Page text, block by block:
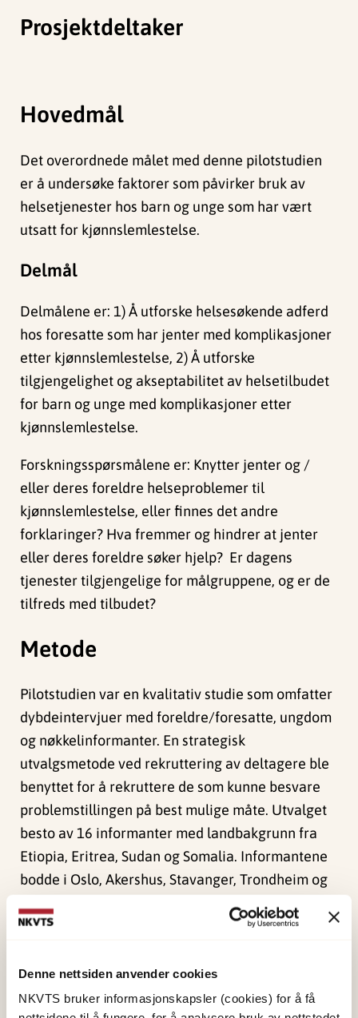
Denne nettsiden anvender cookies
NKVTS bruker informasjonskapsler (cookies) for å få
Prosjektdeltaker
Hovedmål
Det overordnede målet med denne pilotstudien
er å undersøke faktorer som påvirker bruk av
helsetjenester hos barn og unge som har vært
utsatt for kjønnslemlestelse.
Delmål
Delmålene er: 1) Å utforske helsesøkende adferd
hos foresatte som har jenter med komplikasjoner
etter kjønnslemlestelse, 2) Å utforske
tilgjengelighet og akseptabilitet av helsetilbudet
for barn og unge med komplikasjoner etter
kjønnslemlestelse.
Forskningsspørsmålene er: Knytter jenter og /
eller deres foreldre helseproblemer til
kjønnslemlestelse, eller finnes det andre
forklaringer? Hva fremmer og hindrer at jenter
eller deres foreldre søker hjelp? Er dagens
tjenester tilgjengelige for målgruppene, og er de
tilfreds med tilbudet?
Metode
Pilotstudien var en kvalitativ studie som omfatter
dybdeintervjuer med foreldre/foresatte, ungdom
og nøkkelinformanter. En strategisk
utvalgsmetode ved rekruttering av deltagere ble
benyttet for å rekruttere de som kunne besvare
problemstillingen på best mulige måte. Utvalget
besto av 16 informanter med landbakgrunn fra
Etiopia, Eritrea, Sudan og Somalia. Informantene
bodde i Oslo, Akershus, Stavanger, Trondheim og
Tromsø. Ni informanter var ungdom (15-25 år), tre
var foreldre (30-55 år) og fire var
med semistrukturert intervjuguide ble benyttet
som eneste datainnsamlingsmetode. Den